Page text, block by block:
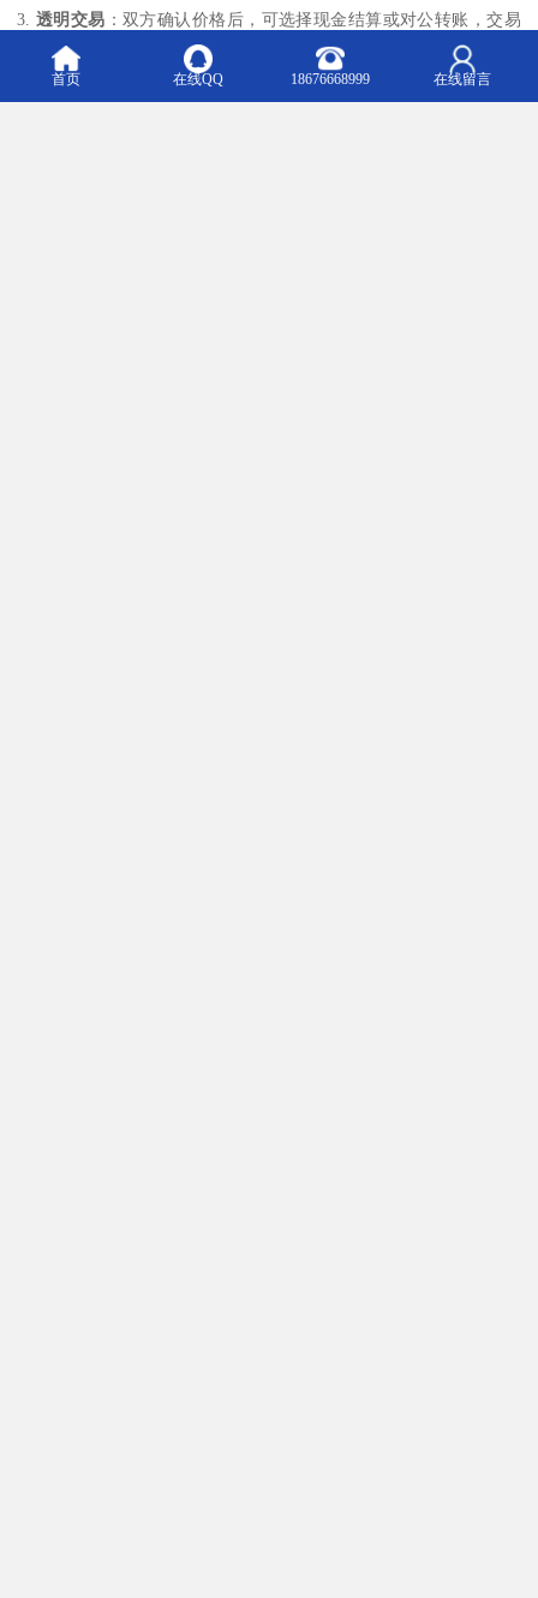
3. 透明交易 ：双方确认价格后，可选择现金结算或对公转账，交易
过程公开透明，绝不压价或临时变卦。
安全物流
：我们配备便利的交通运输工具，可安排专人上门取
首页 在线QQ 18676668999 在线留言